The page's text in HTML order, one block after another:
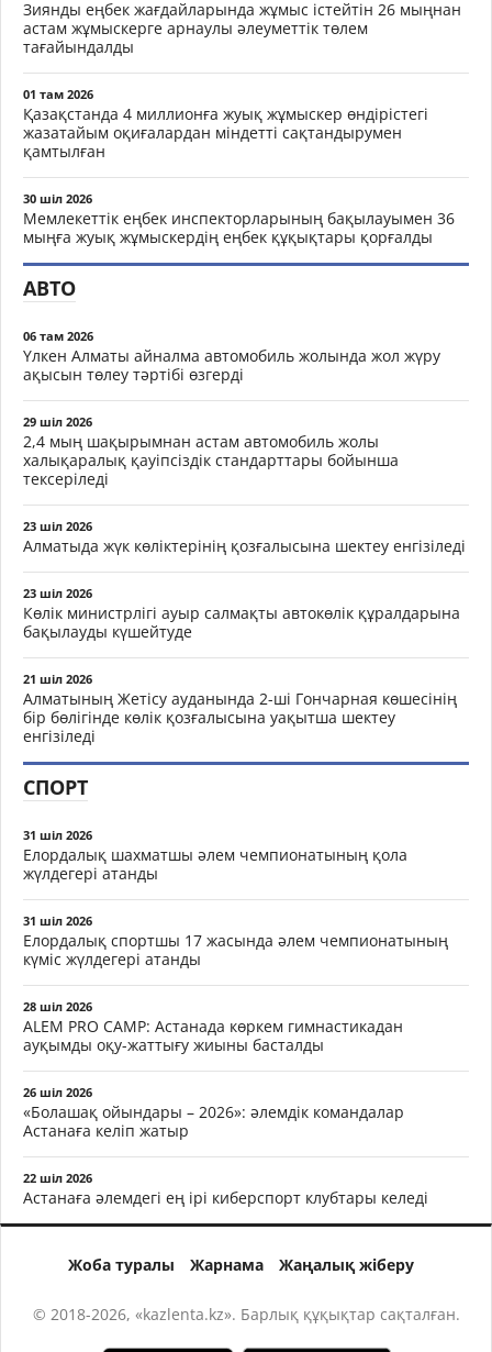
Зиянды еңбек жағдайларында жұмыс істейтін 26 мыңнан
астам жұмыскерге арнаулы әлеуметтік төлем
тағайындалды
01 там 2026
Қазақстанда 4 миллионға жуық жұмыскер өндірістегі
жазатайым оқиғалардан міндетті сақтандырумен
қамтылған
30 шіл 2026
Мемлекеттік еңбек инспекторларының бақылауымен 36
мыңға жуық жұмыскердің еңбек құқықтары қорғалды
АВТО
06 там 2026
Үлкен Алматы айналма автомобиль жолында жол жүру
ақысын төлеу тәртібі өзгерді
29 шіл 2026
2,4 мың шақырымнан астам автомобиль жолы
халықаралық қауіпсіздік стандарттары бойынша
тексеріледі
23 шіл 2026
Алматыда жүк көліктерінің қозғалысына шектеу енгізіледі
23 шіл 2026
Көлік министрлігі ауыр салмақты автокөлік құралдарына
бақылауды күшейтуде
21 шіл 2026
Алматының Жетісу ауданында 2-ші Гончарная көшесінің
бір бөлігінде көлік қозғалысына уақытша шектеу
енгізіледі
СПОРТ
31 шіл 2026
Елордалық шахматшы әлем чемпионатының қола
жүлдегері атанды
31 шіл 2026
Елордалық спортшы 17 жасында әлем чемпионатының
күміс жүлдегері атанды
28 шіл 2026
ALEM PRO CAMP: Астанада көркем гимнастикадан
ауқымды оқу-жаттығу жиыны басталды
26 шіл 2026
«Болашақ ойындары – 2026»: әлемдік командалар
Астанаға келіп жатыр
22 шіл 2026
Астанаға әлемдегі ең ірі киберспорт клубтары келеді
Жоба туралы Жарнама Жаңалық жіберу
© 2018-2026, «kazlenta.kz». Барлық құқықтар сақталған.